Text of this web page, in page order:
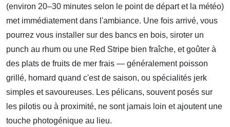
(environ 20–30 minutes selon le point de départ et la météo)
met immédiatement dans l'ambiance. Une fois arrivé, vous
pourrez vous installer sur des bancs en bois, siroter un
punch au rhum ou une Red Stripe bien fraîche, et goûter à
des plats de fruits de mer frais — généralement poisson
grillé, homard quand c'est de saison, ou spécialités jerk
simples et savoureuses. Les pélicans, souvent posés sur
les pilotis ou à proximité, ne sont jamais loin et ajoutent une
touche photogénique au lieu.